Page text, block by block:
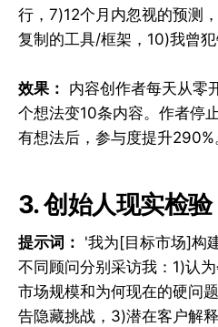
行，7)12个月内忽视的预测
复制的工具/框架，10)我曾
效果： 内容创作者每天从零
个想法变10条内容。作者停
有想法后，参与度提升290%
3. 创始人现实检验
提示词： '我为[目标市场]构
不同顾问分别采访我：1)认
市场规模和为何现在的硬问
告隐藏挑战，3)潜在客户解